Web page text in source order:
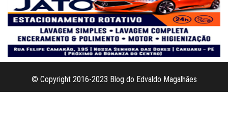
© Copyright 2016-2023 Blog do Edvaldo Magalhães